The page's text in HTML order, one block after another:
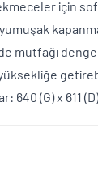
için
mutfağı
640 (G) x 611